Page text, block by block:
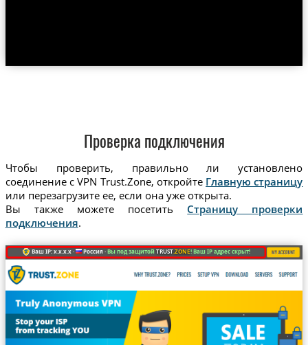
Проверка подключения
Чтобы проверить, правильно ли установлено
соединение с VPN Trust.Zone, откройте Главную страницу
или перезагрузите ее, если она уже открыта.
Вы также можете посетить Страницу проверки
подключения.
Ваш IP: x.x.x.x · Россия ·Вы под защитойTRUST.ZONE! Ваш IP адрес скрыт!